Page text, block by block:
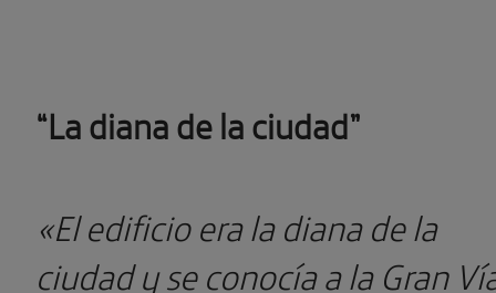
“La diana de la ciudad”
«El edificio era la diana de la
ciudad y se conocía a la Gran